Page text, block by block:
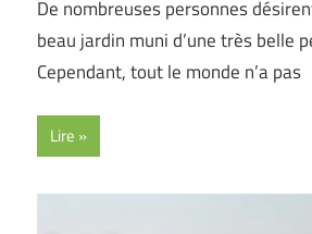
De nombreuses personnes
beau jardin muni d’une très belle
Cependant, tout le monde n’a pas
Lire